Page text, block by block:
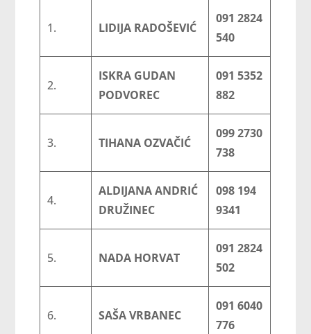
1. LIDIJA RADOŠEVIĆ
091 2824
540
2.
ISKRA GUDAN
PODVOREC
091 5352
882
3. TIHANA OZVAČIĆ
099 2730
738
4.
ALDIJANA ANDRIĆ
DRUŽINEC
098 194
9341
5. NADA HORVAT
091 2824
502
6. SAŠA VRBANEC
091 6040
776